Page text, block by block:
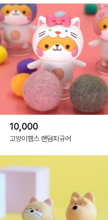
10,000
고양이햄스 랜덤피규어